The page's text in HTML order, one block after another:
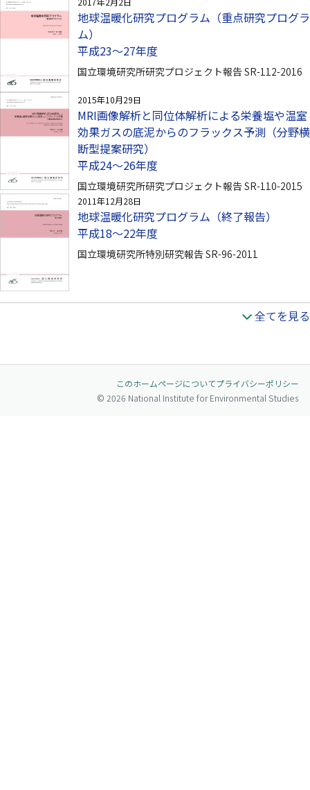
地球温暖化研究プログラム（重点研究プログラ
ム）
平成23～27年度
国立環境研究所研究プロジェクト報告 SR-112-2016
2015年10月29日
MRI画像解析と同位体解析による栄養塩や温室
効果ガスの底泥からのフラックス予測（分野横
断型提案研究）
平成24～26年度
国立環境研究所研究プロジェクト報告 SR-110-2015
2011年12月28日
地球温暖化研究プログラム（終了報告）
平成18〜22年度
国立環境研究所特別研究報告 SR-96-2011
全てを見る
このホームページについてプライバシーポリシー
© 2026 National Institute for Environmental Studies